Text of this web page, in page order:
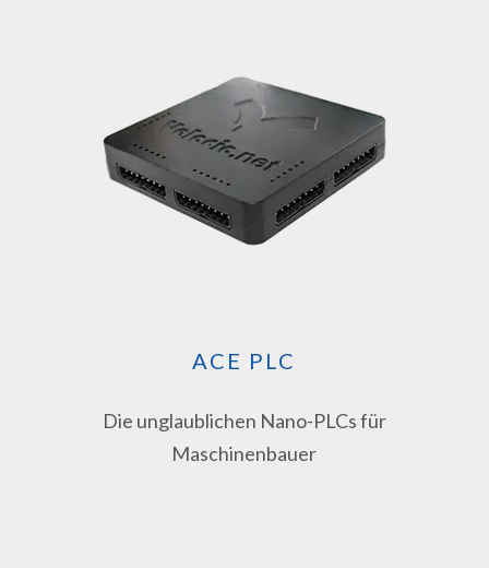
ACE PLC
Die unglaublichen Nano-PLCs für
Maschinenbauer